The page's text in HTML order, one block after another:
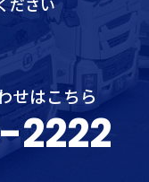
ださい
せはこちら